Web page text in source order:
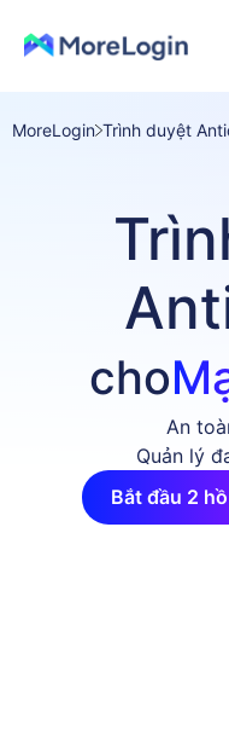
MoreLogin Trình duyệt
An
Quản lý
Bắt đầu 2